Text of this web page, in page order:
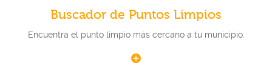
Buscador de Puntos Limpios
Encuentra el punto limpio más cercano a tu municipio.